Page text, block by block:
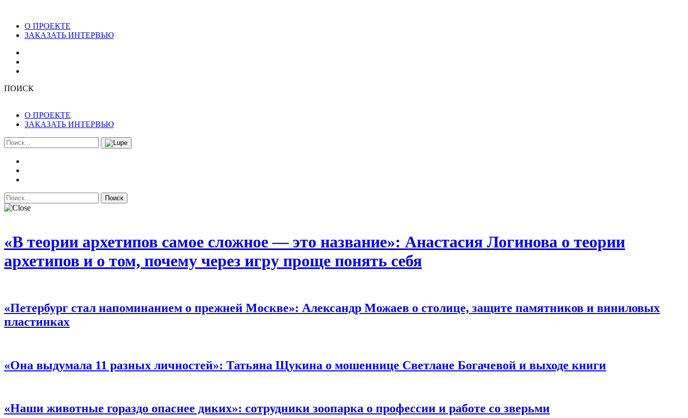
О ПРОЕКТЕ
ЗАКАЗАТЬ ИНТЕРВЬЮ
ПОИСК
О ПРОЕКТЕ
ЗАКАЗАТЬ ИНТЕРВЬЮ
Поиск
«В теории архетипов самое сложное — это название»: Анастасия Логинова о теории
архетипов и о том, почему через игру проще понять себя
«Петербург стал напоминанием о прежней Москве»: Александр Можаев о столице, защите памятников и виниловых
пластинках
«Она выдумала 11 разных личностей»: Татьяна Щукина о мошеннице Светлане Богачевой и выходе книги
«Наши животные гораздо опаснее диких»: сотрудники зоопарка о профессии и работе со зверьми